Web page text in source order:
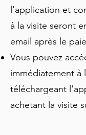
plein air dynamique,
délices locaux chez
et au Frites Atelier.
merveilles
l'église Saint-
vues pittoresques
Michel. Cette visite
parfait d'histoire,
culinaires dans l'une
l'application et
à la visite seront
email après le
Vous pouvez
immédiatement à
téléchargeant
achetant la visite